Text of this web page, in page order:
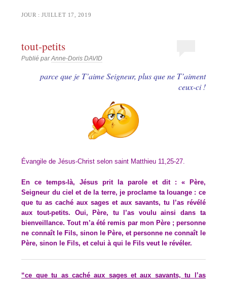
JOUR :JUILLET 17, 2019
tout-petits
Publié parAnne-Doris DAVID
parce que je T’aime Seigneur, plus que ne T’aiment
ceux-ci !
Évangile de Jésus-Christ selon saint Matthieu 11,25-27.
En ce temps-là, Jésus prit la parole et dit : « Père,
Seigneur du ciel et de la terre, je proclame ta louange : ce
que tu as caché aux sages et aux savants, tu l’as révélé
aux tout-petits. Oui, Père, tu l’as voulu ainsi dans ta
bienveillance. Tout m’a été remis par mon Père ; personne
ne connaît le Fils, sinon le Père, et personne ne connaît le
Père, sinon le Fils, et celui à qui le Fils veut le révéler.
“ce que tu as caché aux sages et aux savants, tu l’as